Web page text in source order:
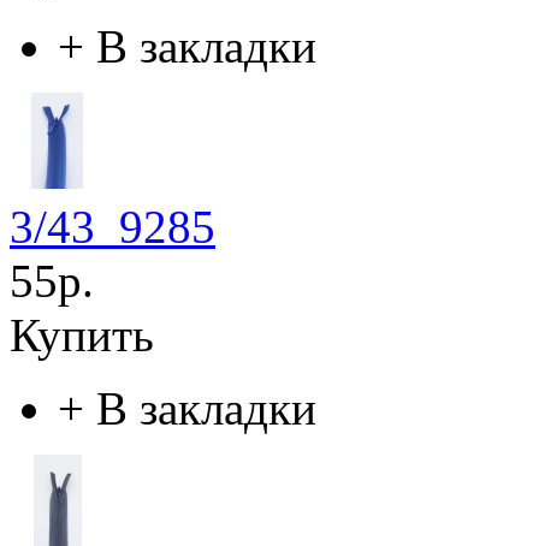
+ В закладки
3/43_9285
55р.
Купить
+ В закладки